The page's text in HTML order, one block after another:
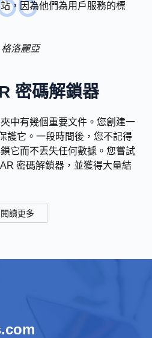
，因為他們為用戶服務的標
洛麗亞
密碼解鎖器
中有幾個重要文件。您創建一
護它。一段時間後，您不記得
它而不丟失任何數據。您嘗試
密碼解鎖器，並獲得大量結
閱讀更多